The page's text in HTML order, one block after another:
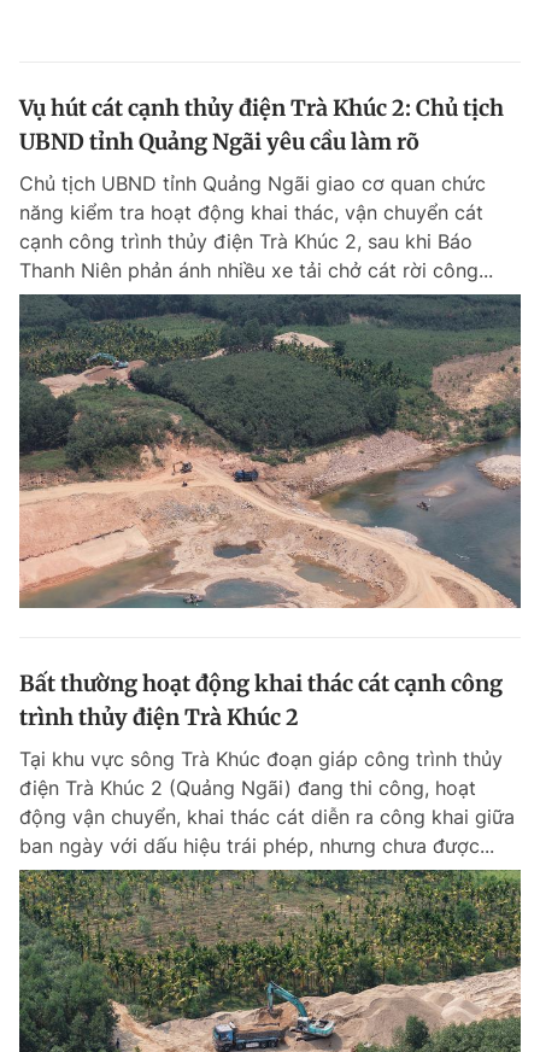
Vụ hút cát cạnh thủy điện Trà Khúc 2: Chủ tịch
UBND tỉnh Quảng Ngãi yêu cầu làm rõ
Chủ tịch UBND tỉnh Quảng Ngãi giao cơ quan chức
năng kiểm tra hoạt động khai thác, vận chuyển cát
cạnh công trình thủy điện Trà Khúc 2, sau khi Báo
Thanh Niên phản ánh nhiều xe tải chở cát rời công...
Bất thường hoạt động khai thác cát cạnh công
trình thủy điện Trà Khúc 2
Tại khu vực sông Trà Khúc đoạn giáp công trình thủy
điện Trà Khúc 2 (Quảng Ngãi) đang thi công, hoạt
động vận chuyển, khai thác cát diễn ra công khai giữa
ban ngày với dấu hiệu trái phép, nhưng chưa được...